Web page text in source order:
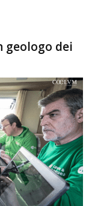
geologo dei